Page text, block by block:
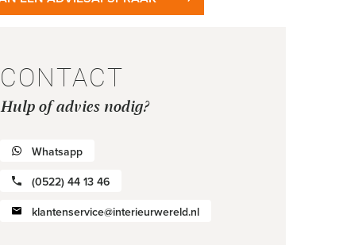
CONTACT
Hulp of advies nodig?
Whatsapp
(0522) 44 13 46
klantenservice@interieurwereld.nl